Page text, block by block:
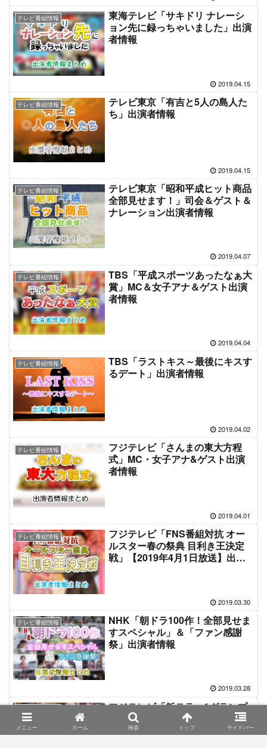
テレビ番組情報
東海テレビ「サキドリ ナレーシ
ョン先に録っちゃいました」出演
者情報
2019.04.15
テレビ番組情報
テレビ東京「有吉と5人の島人た
ち」出演者情報
2019.04.15
テレビ番組情報
テレビ東京「昭和平成ヒット商品
全部見せます！」司会＆ゲスト＆
ナレーション出演者情報
2019.04.07
テレビ番組情報
TBS「平成スポーツあったなぁ大
賞」MC＆女子アナ＆ゲスト出演
者情報
2019.04.04
テレビ番組情報
TBS「ラストキス～最後にキスす
るデート」出演者情報
2019.04.02
テレビ番組情報
フジテレビ「さんまの東大方程
式」MC・女子アナ&ゲスト出演
者情報
2019.04.01
テレビ番組情報
フジテレビ「FNS番組対抗 オー
ルスター春の祭典 目利き王決定
戦」【2019年4月1日放送】出演
2019.03.30
テレビ番組情報
NHK「朝ドラ100作！全部見せま
すスペシャル」＆「ファン感謝
祭」出演者情報
2019.03.28
フジテレビ「飯テラー1グランプ
リ」MC＆ゲスト出演者情報
メニュー ホーム 検索 トップ サイドバー